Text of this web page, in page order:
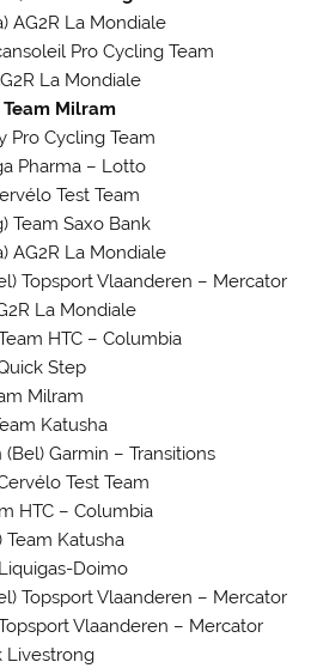
AG2R La Mondiale
Pro Cycling Team
La Mondiale
Milram
Pro Cycling Team
Pharma – Lotto
Test Team
Team Saxo Bank
AG2R La Mondiale
Topsport Vlaanderen – Mercator
La Mondiale
HTC – Columbia
Step
Milram
Katusha
Garmin – Transitions
Test Team
HTC – Columbia
Team Katusha
Doimo
Topsport Vlaanderen – Mercator
Vlaanderen – Mercator
Livestrong